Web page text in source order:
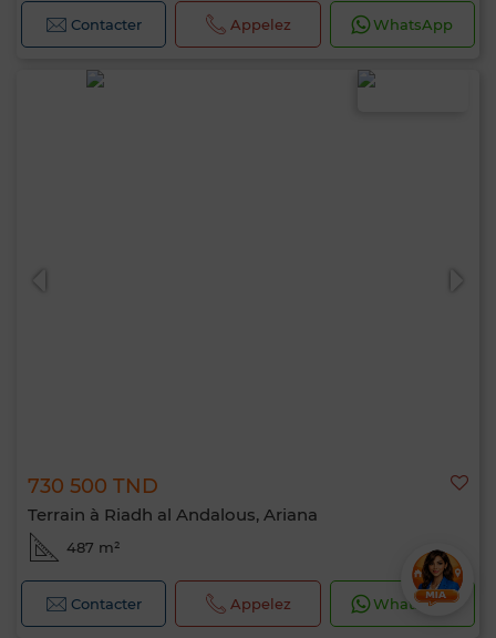
Contacter Appelez WhatsApp
730 500 TND
Terrain à Riadh al Andalous, Ariana
487 m²
Contacter Appelez WhatsApp